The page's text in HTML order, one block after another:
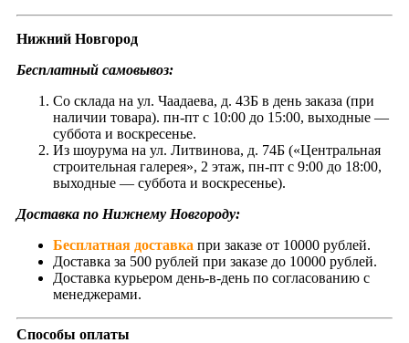
Нижний Новгород
Бесплатный самовывоз:
Со склада на ул. Чаадаева, д. 43Б в день заказа (при
наличии товара). пн-пт с 10:00 до 15:00, выходные —
суббота и воскресенье.
Из шоурума на ул. Литвинова, д. 74Б («Центральная
строительная галерея», 2 этаж, пн-пт с 9:00 до 18:00,
выходные — суббота и воскресенье).
Доставка по Нижнему Новгороду:
Бесплатная доставка при заказе от 10000 рублей.
Доставка за 500 рублей при заказе до 10000 рублей.
Доставка курьером день-в-день по согласованию с
менеджерами.
Способы оплаты